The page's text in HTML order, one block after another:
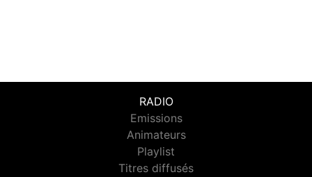
RADIO
Emissions
Animateurs
Playlist
Titres diffusés